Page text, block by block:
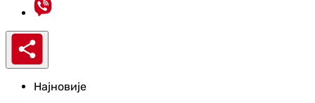
Најновије